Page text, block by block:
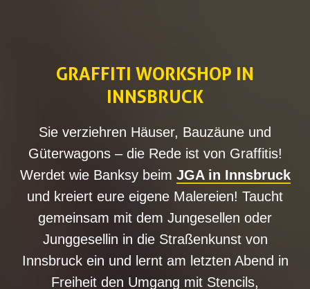
GRAFFITI WORKSHOP IN
INNSBRUCK
Sie verziehren Häuser, Bauzäune und
Güterwagons – die Rede ist von Graffitis!
Werdet wie Banksy beim JGA in Innsbruck
und kreiert eure eigene Malereien! Taucht
gemeinsam mit dem Jungesellen oder
Junggesellin in die Straßenkunst von
Innsbruck ein und lernt am letzten Abend in
Freiheit den Umgang mit Stencils,